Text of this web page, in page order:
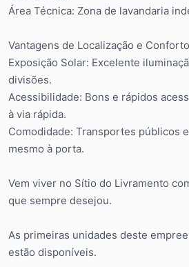
Área Técnica: Zona de lavandaria
Vantagens de Localização e
Exposição Solar: Excelente
divisões.
Acessibilidade: Bons e rápidos
à via rápida.
Comodidade: Transportes públicos
mesmo à porta.
Vem viver no Sítio do Livramento
que sempre desejou.
As primeiras unidades deste
estão disponíveis.